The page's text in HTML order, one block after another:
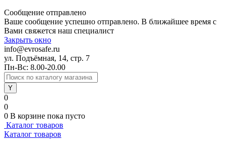
Сообщение отправлено
Ваше сообщение успешно отправлено. В ближайшее время с
Вами свяжется наш специалист
Закрыть окно
info@evrosafe.ru
ул. Подъёмная, 14, стр. 7
Пн-Вс: 8.00-20.00
0
0
0 В корзине пока пусто
Каталог товаров
Каталог товаров